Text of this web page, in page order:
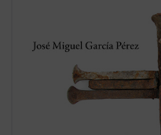
Un análisis atento de los relatos
pasión de Cristo que aparecen
cuatro evangelios canónicos
contradicciones, entre algunos
pasajes narrados en ellos. El
este libro ofrece, ...(ver ficha)